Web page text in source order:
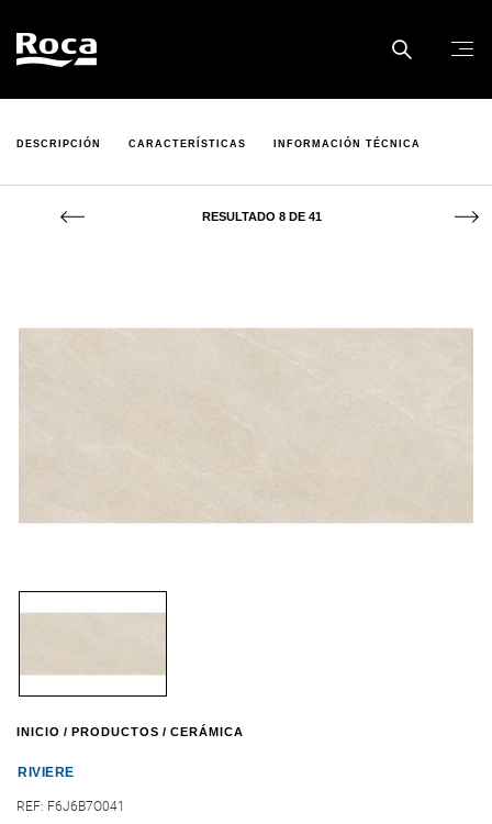
DESCRIPCIÓN CARACTERÍSTICAS INFORMACIÓN TÉCNICA
RESULTADO 8 DE 41
INICIO PRODUCTOS CERÁMICA
RIVIERE
REF: F6J6B7O041